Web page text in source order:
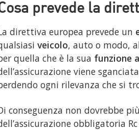
prevede la
direttiva europea prevede un
veicolo, auto o modo,
quella che è la sua funzione
viene
ogni rilevanza che si
conseguenza non dovrebbe
obbligatoria